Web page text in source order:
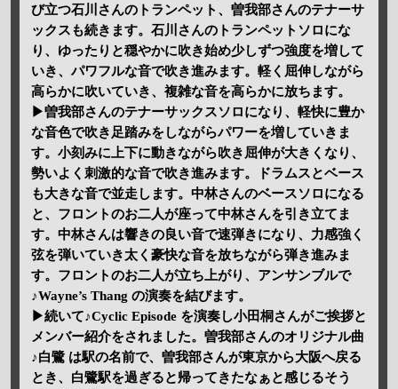
び立つ石川さんのトランペット、曽我部さんのテナーサ
ックスも続きます。石川さんのトランペットソロにな
り、ゆったりと穏やかに吹き始め少しずつ強度を増して
いき、パワフルな音で吹き進みます。軽く屈伸しながら
高らかに吹いていき、複雑な音を高らかに放ちます。
▶曽我部さんのテナーサックスソロになり、軽快に豊か
な音色で吹き足踏みをしながらパワーを増していきま
す。小刻みに上下に動きながら吹き屈伸が大きくなり、
勢いよく刺激的な音で吹き進みます。ドラムスとベース
も大きな音で並走します。中林さんのベースソロになる
と、フロントのお二人が座って中林さんを引き立てま
す。中林さんは響きの良い音で速弾きになり、力感強く
弦を弾いていき太く豪快な音を放ちながら弾き進みま
す。フロントのお二人が立ち上がり、アンサンブルで
♪Wayne’s Thang の演奏を結びます。
▶続いて♪Cyclic Episode を演奏し小田桐さんがご挨拶と
メンバー紹介をされました。曽我部さんのオリジナル曲
♪白鷺 は駅の名前で、曽我部さんが東京から大阪へ戻る
とき、白鷺駅を過ぎると帰ってきたなぁと感じるそう